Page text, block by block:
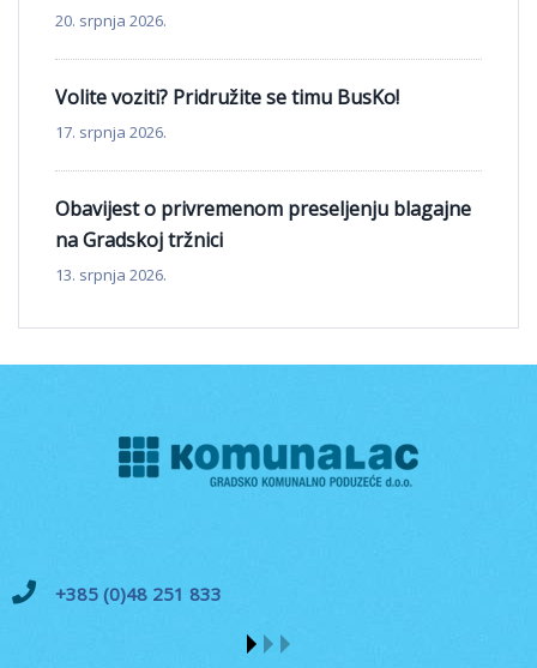
20. srpnja 2026.
Volite voziti? Pridružite se timu BusKo!
17. srpnja 2026.
Obavijest o privremenom preseljenju blagajne
na Gradskoj tržnici
13. srpnja 2026.
+385 (0)48 251 833